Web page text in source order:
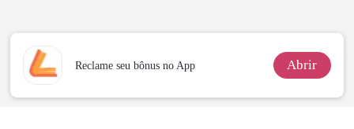
Reclame seu bônus no App Abrir